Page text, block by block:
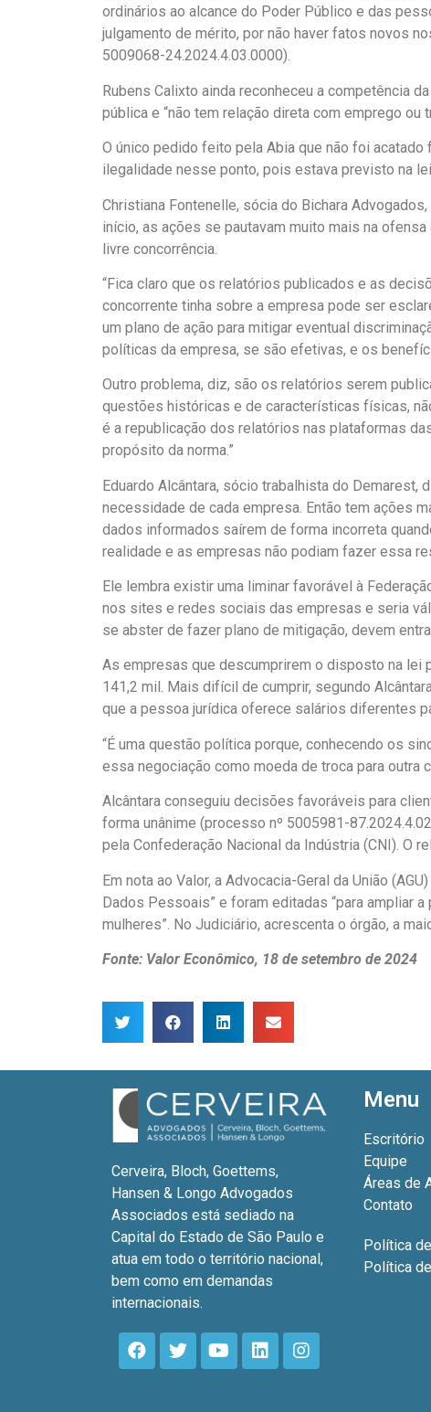
ordinários ao alcance do Poder Público e das
julgamento de mérito, por não haver fatos novos
5009068-24.2024.4.03.0000).
Rubens Calixto ainda reconheceu a competência
pública e “não tem relação direta com emprego
O único pedido feito pela Abia que não foi
ilegalidade nesse ponto, pois estava previsto na
Christiana Fontenelle, sócia do Bichara
início, as ações se pautavam muito mais na
livre concorrência.
“Fica claro que os relatórios publicados e as
concorrente tinha sobre a empresa pode ser
um plano de ação para mitigar eventual
políticas da empresa, se são efetivas, e os
Outro problema, diz, são os relatórios serem
questões históricas e de características físicas,
é a republicação dos relatórios nas plataformas
propósito da norma.”
Eduardo Alcântara, sócio trabalhista do
necessidade de cada empresa. Então tem ações
dados informados saírem de forma incorreta
realidade e as empresas não podiam fazer essa
Ele lembra existir uma liminar favorável à
nos sites e redes sociais das empresas e seria
se abster de fazer plano de mitigação, devem
As empresas que descumprirem o disposto na lei
141,2 mil. Mais difícil de cumprir, segundo
que a pessoa jurídica oferece salários diferentes
“É uma questão política porque, conhecendo os
essa negociação como moeda de troca para outra
Alcântara conseguiu decisões favoráveis para
forma unânime (processo nº 5005981-
pela Confederação Nacional da Indústria (CNI). O
Em nota ao Valor, a Advocacia-Geral da União
Dados Pessoais” e foram editadas “para ampliar
mulheres”. No Judiciário, acrescenta o órgão, a
Fonte: Valor Econômico, 18 de setembro de 2024
Cerveira, Bloch, Goettems,
Hansen & Longo Advogados
Associados está sediado na
Capital do Estado de São Paulo e
atua em todo o território nacional,
bem como em demandas
internacionais.
Menu
Escritório
Equipe
Áreas de
Contato
Política
Política